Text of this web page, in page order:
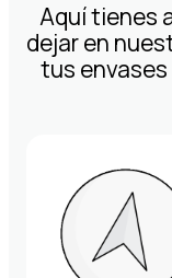
Aquí tienes
dejar en
tus